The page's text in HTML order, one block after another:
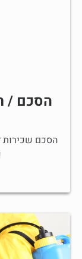
הסכם /
הסכם שכירות